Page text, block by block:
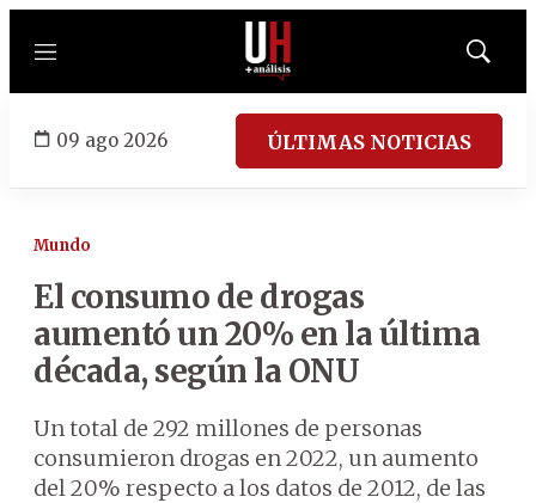
Menú
Mostrar
09 ago 2026 ÚLTIMAS NOTICIAS
Mundo
El consumo de drogas
aumentó un 20% en la última
década, según la ONU
Un total de 292 millones de personas
consumieron drogas en 2022, un aumento
del 20% respecto a los datos de 2012, de las